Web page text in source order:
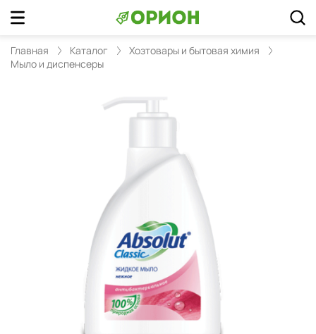
Главная Каталог
Хозтовары и бытовая химия
Мыло и диспенсеры